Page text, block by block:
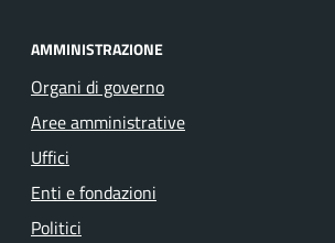
AMMINISTRAZIONE
Organi di governo
Aree amministrative
Uffici
Enti e fondazioni
Politici